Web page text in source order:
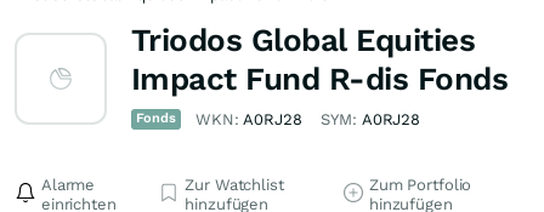
Triodos Global Equities
Impact Fund R-dis Fonds
Fonds WKN:A0RJ28 SYM: A0RJ28
Alarme
einrichten
Zur Watchlist
hinzufügen
Zum Portfolio
hinzufügen